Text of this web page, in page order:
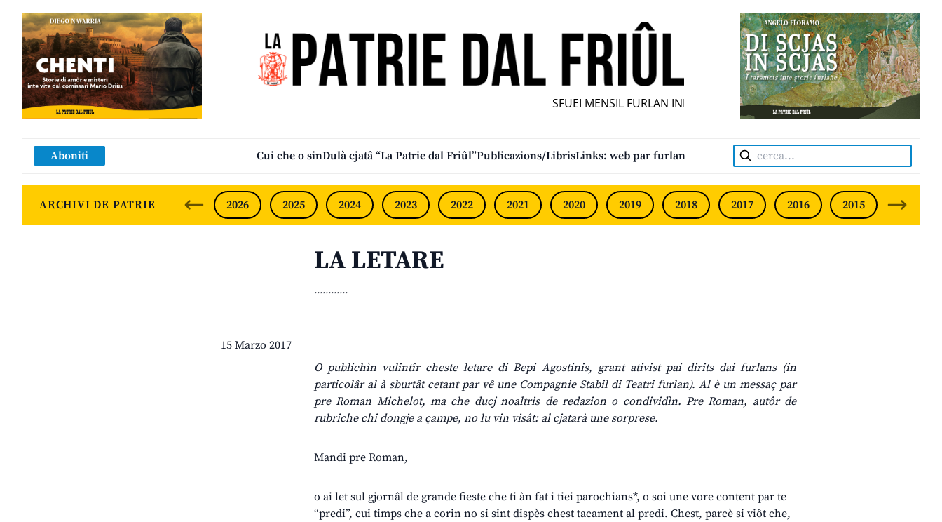
SFUEI MENSÎL FURLAN INDIPENDENT • INDEPENDENT FRIULIAN MONTHLY
Aboniti Cui che o sinDulà cjatâ “La Patrie dal Friûl”Publicazions/LibrisLinks: web par furlan Cerca:
ARCHIVI DE PATRIE 2026 2025 2024 2023 2022 2021 2020 2019 2018 2017 2016 2015 2014
LA LETARE
............
15 Marzo 2017
O publichìn vulintîr cheste letare di Bepi Agostinis, grant ativist pai dirits dai furlans (in
particolâr al à sburtât cetant par vê une Compagnie Stabil di Teatri furlan). Al è un messaç par
pre Roman Michelot, ma che ducj noaltris de redazion o condividìn. Pre Roman, autôr de
rubriche chi dongje a çampe, no lu vin visât: al cjatarà une sorprese.
Mandi pre Roman,
o ai let sul gjornâl de grande fieste che ti àn fat i tiei parochians*, o soi une vore content par te
“predi”, cui timps che a corin no si sint dispès chest tacament al predi. Chest, parcè si viôt che,